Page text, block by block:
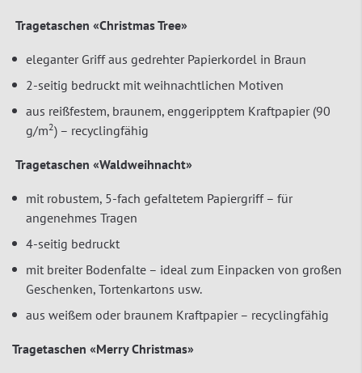
Tragetaschen «Christmas Tree»
eleganter Griff aus gedrehter Papierkordel in Braun
2-seitig bedruckt mit weihnachtlichen Motiven
aus reißfestem, braunem, enggeripptem Kraftpapier (90
g/m2) – recyclingfähig
Tragetaschen «Waldweihnacht»
mit robustem, 5-fach gefaltetem Papiergriff – für
angenehmes Tragen
4-seitig bedruckt
mit breiter Bodenfalte – ideal zum Einpacken von großen
Geschenken, Tortenkartons usw.
aus weißem oder braunem Kraftpapier – recyclingfähig
Tragetaschen «Merry Christmas»